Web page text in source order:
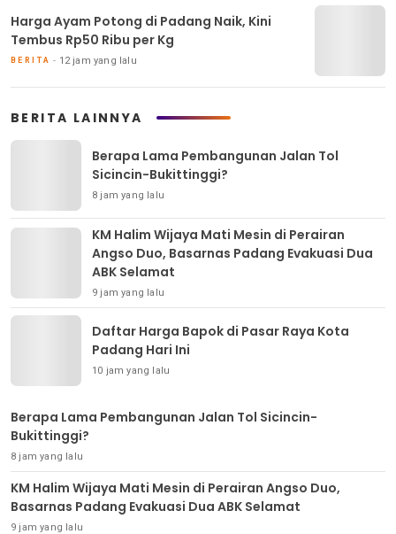
Harga Ayam Potong di Padang Naik, Kini
Tembus Rp50 Ribu per Kg
BERITA 12 jam yang lalu
BERITA LAINNYA
Berapa Lama Pembangunan Jalan Tol
Sicincin-Bukittinggi?
8 jam yang lalu
KM Halim Wijaya Mati Mesin di Perairan
Angso Duo, Basarnas Padang Evakuasi Dua
ABK Selamat
9 jam yang lalu
Daftar Harga Bapok di Pasar Raya Kota
Padang Hari Ini
10 jam yang lalu
Berapa Lama Pembangunan Jalan Tol Sicincin-
Bukittinggi?
8 jam yang lalu
KM Halim Wijaya Mati Mesin di Perairan Angso Duo,
Basarnas Padang Evakuasi Dua ABK Selamat
9 jam yang lalu